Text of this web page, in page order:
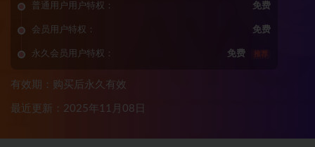
普通用户用户特权： 免费
会员用户特权： 免费
永久会员用户特权： 免费 推荐
有效期：购买后永久有效
最近更新：2025年11月08日